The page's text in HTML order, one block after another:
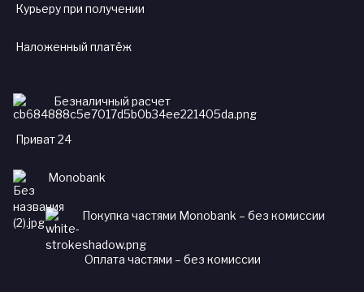
Курьеру при получении
Наложенный платёж
Безналичный расчет
Приват 24
Monobank
Покупка частями Monobank – без комиссии
Оплата частями – без комиссии